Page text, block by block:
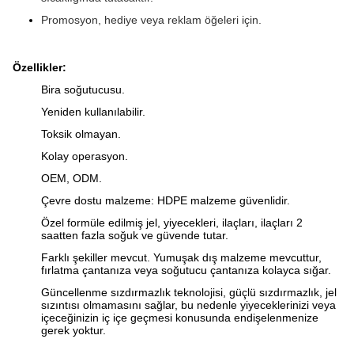
Promosyon, hediye veya reklam öğeleri için.
Özellikler:
Bira soğutucusu.
Yeniden kullanılabilir.
Toksik olmayan.
Kolay operasyon.
OEM, ODM.
Çevre dostu malzeme: HDPE malzeme güvenlidir.
Özel formüle edilmiş jel, yiyecekleri, ilaçları, ilaçları 2
saatten fazla soğuk ve güvende tutar.
Farklı şekiller mevcut. Yumuşak dış malzeme mevcuttur,
fırlatma çantanıza veya soğutucu çantanıza kolayca sığar.
Güncellenme sızdırmazlık teknolojisi, güçlü sızdırmazlık, jel
sızıntısı olmamasını sağlar, bu nedenle yiyeceklerinizi veya
içeceğinizin iç içe geçmesi konusunda endişelenmenize
gerek yoktur.